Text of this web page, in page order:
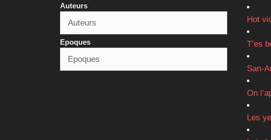
Auteurs
Epoques
Hot
T’es
San-
On
Les